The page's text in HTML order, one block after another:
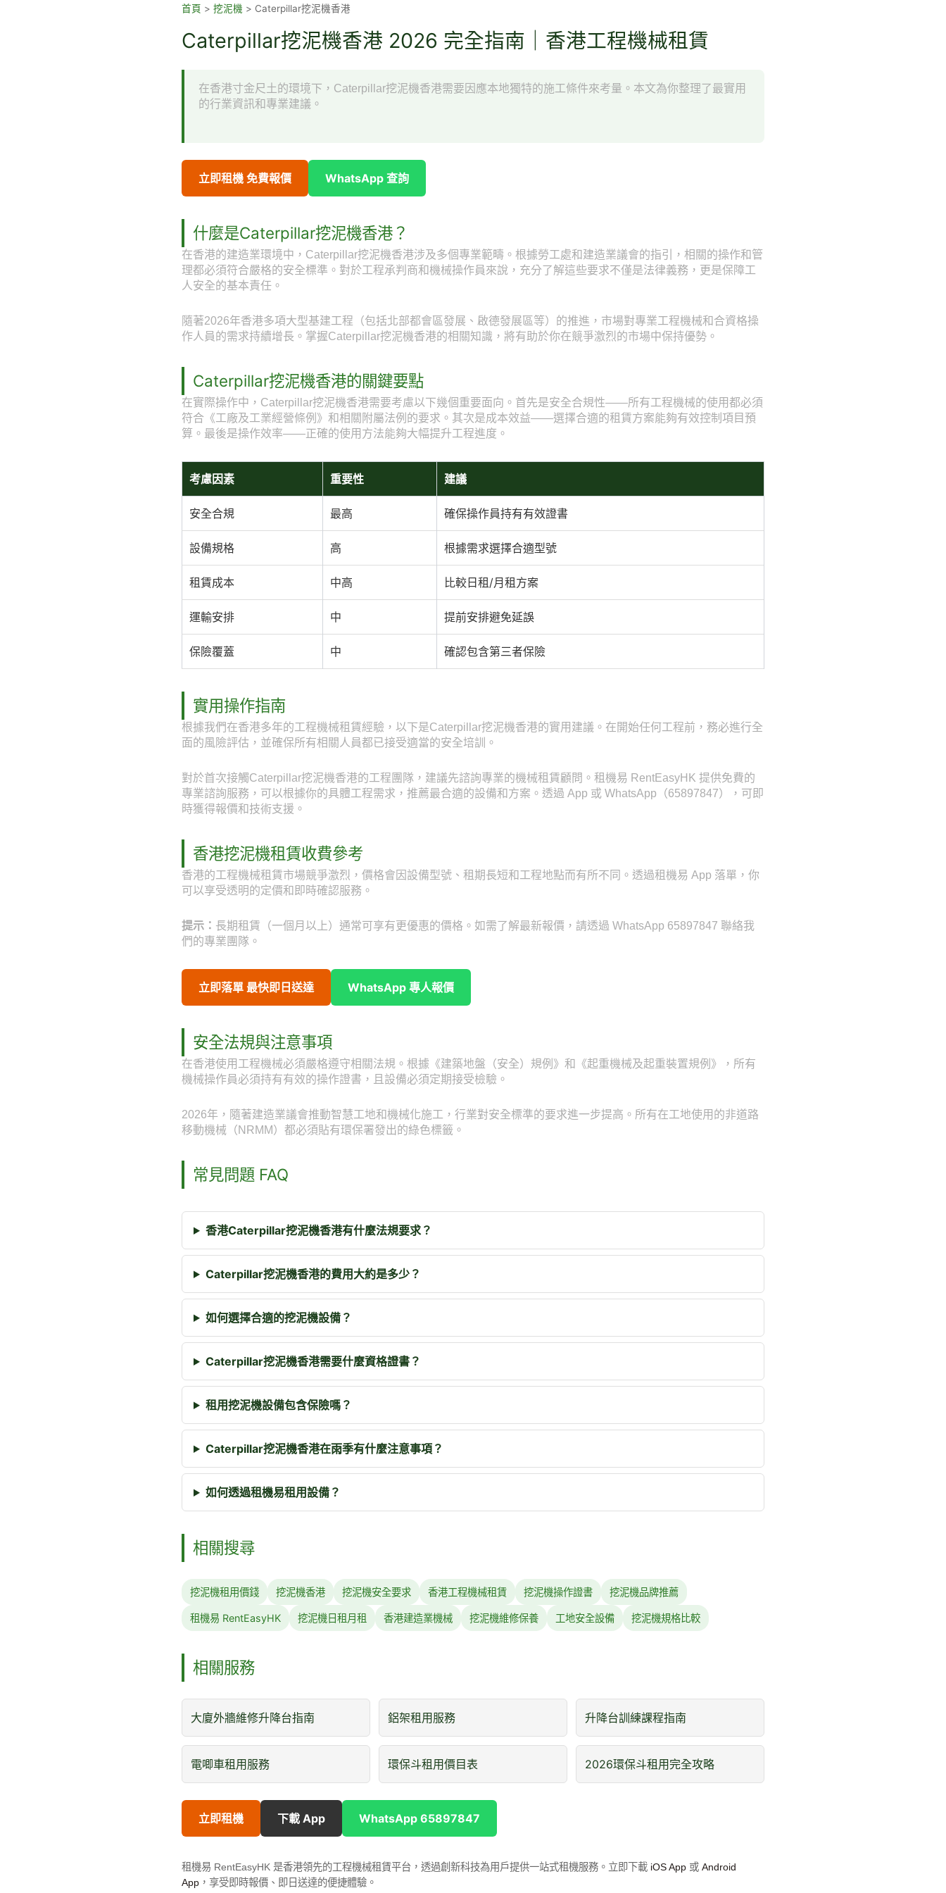
首頁 > 挖泥機 > Caterpillar挖泥機香港
Caterpillar挖泥機香港 2026 完全指南｜香港工程機械租賃
在香港寸金尺土的環境下，Caterpillar挖泥機香港需要因應本地獨特的施工條件來考量。本文為你整理了最實用
的行業資訊和專業建議。
立即租機 免費報價 WhatsApp 查詢
什麼是Caterpillar挖泥機香港？
在香港的建造業環境中，Caterpillar挖泥機香港涉及多個專業範疇。根據勞工處和建造業議會的指引，相關的操作和管
理都必須符合嚴格的安全標準。對於工程承判商和機械操作員來說，充分了解這些要求不僅是法律義務，更是保障工
人安全的基本責任。
隨著2026年香港多項大型基建工程（包括北部都會區發展、啟德發展區等）的推進，市場對專業工程機械和合資格操
作人員的需求持續增長。掌握Caterpillar挖泥機香港的相關知識，將有助於你在競爭激烈的市場中保持優勢。
Caterpillar挖泥機香港的關鍵要點
在實際操作中，Caterpillar挖泥機香港需要考慮以下幾個重要面向。首先是安全合規性——所有工程機械的使用都必須
符合《工廠及工業經營條例》和相關附屬法例的要求。其次是成本效益——選擇合適的租賃方案能夠有效控制項目預
算。最後是操作效率——正確的使用方法能夠大幅提升工程進度。
考慮因素 重要性 建議
安全合規 最高 確保操作員持有有效證書
設備規格 高 根據需求選擇合適型號
租賃成本 中高 比較日租/月租方案
運輸安排 中 提前安排避免延誤
保險覆蓋 中 確認包含第三者保險
實用操作指南
根據我們在香港多年的工程機械租賃經驗，以下是Caterpillar挖泥機香港的實用建議。在開始任何工程前，務必進行全
面的風險評估，並確保所有相關人員都已接受適當的安全培訓。
對於首次接觸Caterpillar挖泥機香港的工程團隊，建議先諮詢專業的機械租賃顧問。租機易 RentEasyHK 提供免費的
專業諮詢服務，可以根據你的具體工程需求，推薦最合適的設備和方案。透過 App 或 WhatsApp（65897847），可即
時獲得報價和技術支援。
香港挖泥機租賃收費參考
香港的工程機械租賃市場競爭激烈，價格會因設備型號、租期長短和工程地點而有所不同。透過租機易 App 落單，你
可以享受透明的定價和即時確認服務。
提示： 長期租賃（一個月以上）通常可享有更優惠的價格。如需了解最新報價，請透過 WhatsApp 65897847 聯絡我
們的專業團隊。
立即落單 最快即日送達 WhatsApp 專人報價
安全法規與注意事項
在香港使用工程機械必須嚴格遵守相關法規。根據《建築地盤（安全）規例》和《起重機械及起重裝置規例》，所有
機械操作員必須持有有效的操作證書，且設備必須定期接受檢驗。
2026年，隨著建造業議會推動智慧工地和機械化施工，行業對安全標準的要求進一步提高。所有在工地使用的非道路
移動機械（NRMM）都必須貼有環保署發出的綠色標籤。
常見問題 FAQ
香港Caterpillar挖泥機香港有什麼法規要求？
Caterpillar挖泥機香港的費用大約是多少？
如何選擇合適的挖泥機設備？
Caterpillar挖泥機香港需要什麼資格證書？
租用挖泥機設備包含保險嗎？
Caterpillar挖泥機香港在雨季有什麼注意事項？
如何透過租機易租用設備？
相關搜尋
挖泥機租用價錢 挖泥機香港 挖泥機安全要求 香港工程機械租賃 挖泥機操作證書 挖泥機品牌推薦
租機易 RentEasyHK 挖泥機日租月租 香港建造業機械 挖泥機維修保養 工地安全設備 挖泥機規格比較
相關服務
大廈外牆維修升降台指南 鋁架租用服務 升降台訓練課程指南
電唧車租用服務 環保斗租用價目表 2026環保斗租用完全攻略
立即租機 下載 App WhatsApp 65897847
租機易 RentEasyHK 是香港領先的工程機械租賃平台，透過創新科技為用戶提供一站式租機服務。立即下載 iOS App 或 Android
App ，享受即時報價、即日送達的便捷體驗。